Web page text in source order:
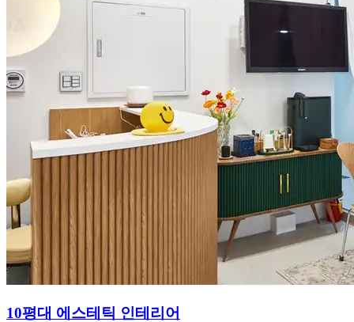
10평대 에스테틱 인테리어